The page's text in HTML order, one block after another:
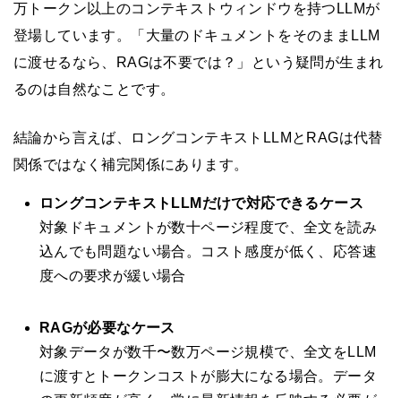
万トークン以上のコンテキストウィンドウを持つLLMが
登場しています。「大量のドキュメントをそのままLLM
に渡せるなら、RAGは不要では？」という疑問が生まれ
るのは自然なことです。
結論から言えば、ロングコンテキストLLMとRAGは代替
関係ではなく補完関係にあります。
ロングコンテキストLLMだけで対応できるケース
対象ドキュメントが数十ページ程度で、全文を読み
込んでも問題ない場合。コスト感度が低く、応答速
度への要求が緩い場合
RAGが必要なケース
対象データが数千〜数万ページ規模で、全文をLLM
に渡すとトークンコストが膨大になる場合。データ